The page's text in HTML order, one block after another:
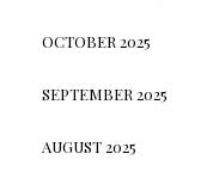
OCTOBER 2025
SEPTEMBER 2025
AUGUST 2025